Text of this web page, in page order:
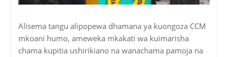
Alisema tangu alipopewa dhamana ya kuongoza CCM
mkoani humo, ameweka mkakati wa kuimarisha
chama kupitia ushirikiano na wanachama pamoja na